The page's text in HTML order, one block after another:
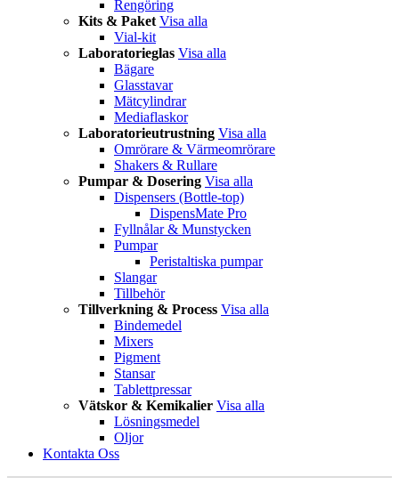
Rengöring
Kits & Paket Visa alla
Vial-kit
Laboratorieglas Visa alla
Bägare
Glasstavar
Mätcylindrar
Mediaflaskor
Laboratorieutrustning Visa alla
Omrörare & Värmeomrörare
Shakers & Rullare
Pumpar & Dosering Visa alla
Dispensers (Bottle-top)
DispensMate Pro
Fyllnålar & Munstycken
Pumpar
Peristaltiska pumpar
Slangar
Tillbehör
Tillverkning & Process Visa alla
Bindemedel
Mixers
Pigment
Stansar
Tablettpressar
Vätskor & Kemikalier Visa alla
Lösningsmedel
Oljor
Kontakta Oss